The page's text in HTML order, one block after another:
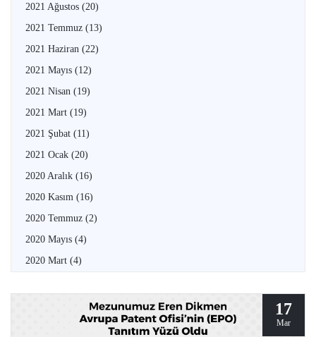
2021 Ağustos (20)
2021 Temmuz (13)
2021 Haziran (22)
2021 Mayıs (12)
2021 Nisan (19)
2021 Mart (19)
2021 Şubat (11)
2021 Ocak (20)
2020 Aralık (16)
2020 Kasım (16)
2020 Temmuz (2)
2020 Mayıs (4)
2020 Mart (4)
17
Mar